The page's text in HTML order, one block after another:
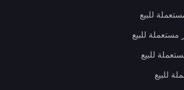
للبيع
للبيع
للبيع
للبيع